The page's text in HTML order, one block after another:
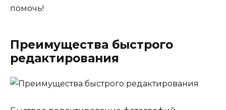
помочь!
Преимущества быстрого
редактирования